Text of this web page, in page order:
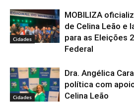
Cidades
MOBILIZA
de Celina Leão e
para as Eleições
Federal
Cidades
Dra. Angélica
política com
Celina Leão